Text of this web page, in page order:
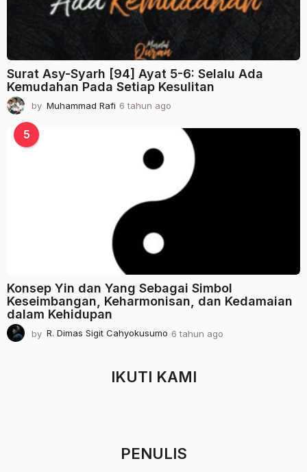
Surat Asy-Syarh [94] Ayat 5-6: Selalu Ada
Kemudahan Pada Setiap Kesulitan
by Muhammad Rafi 6 tahun ago
g
5
Konsep Yin dan Yang Sebagai Simbol
Keseimbangan, Keharmonisan, dan Kedamaian
dalam Kehidupan
by R. Dimas Sigit Cahyokusumo 6 tahun ago
IKUTI KAMI
PENULIS